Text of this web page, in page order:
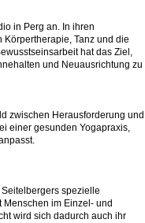
in Perg an. In ihren
Tanz und die
hat das Ziel,
und Neuausrichtung zu
zwischen Herausforderung und
einer gesunden Yogapraxis,
spezielle
Menschen im Einzel- und
wird sich dadurch auch ihr